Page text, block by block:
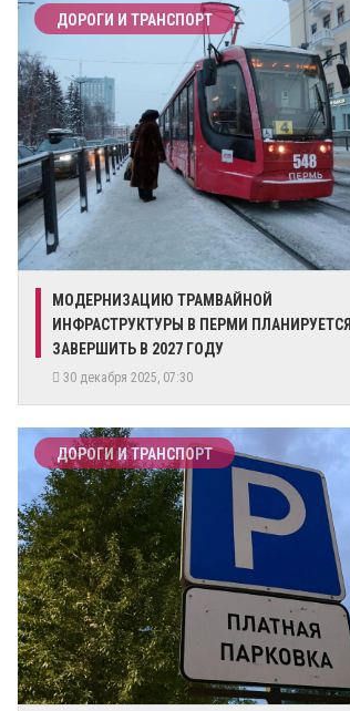
ДОРОГИ И ТРАНСПОРТ
​МОДЕРНИЗАЦИЮ ТРАМВАЙНОЙ
ИНФРАСТРУКТУРЫ В ПЕРМИ ПЛАНИРУЕТСЯ
ЗАВЕРШИТЬ В 2027 ГОДУ
30 декабря 2025, 07:30
ДОРОГИ И ТРАНСПОРТ